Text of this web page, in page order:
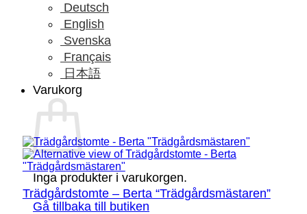
Deutsch
English
Svenska
Français
日本語
Varukorg
Inga produkter i varukorgen.
Gå tillbaka till butiken
Trädgårdstomte – Berta “Trädgårdsmästaren”